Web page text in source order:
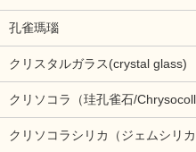
孔雀瑪瑙
クリスタルガラス(crystal glass)
クリソコラ（珪孔雀石/
クリソコラシリカ（ジェムシリカ